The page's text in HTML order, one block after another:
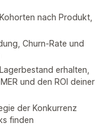
nach Produkt,
Churn-Rate und
erhalten,
und den ROI deiner
der Konkurrenz
finden